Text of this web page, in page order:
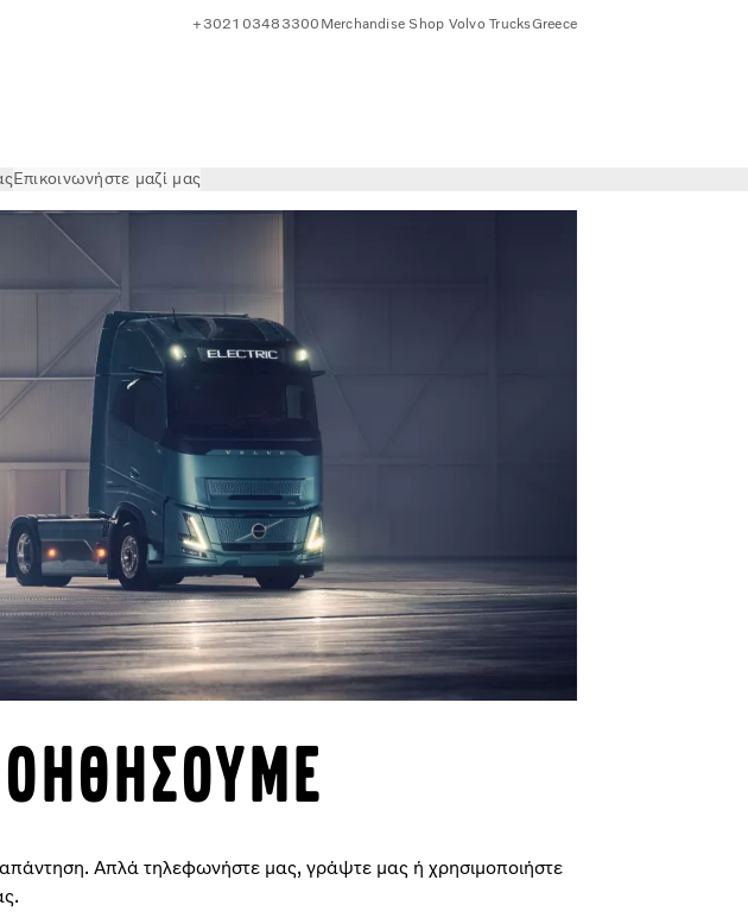
+302103483300 Merchandise Shop Volvo TrucksGreece
Επικοινωνήστε μαζί μας
Απλά τηλεφωνήστε μας, γράψτε μας ή χρησιμοποιήστε